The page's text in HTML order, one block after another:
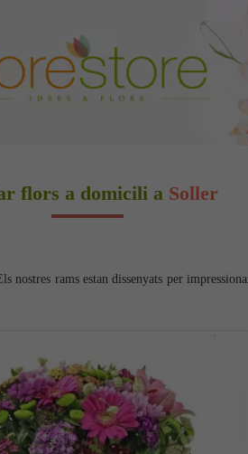
flors a domicili a Soller
rams estan dissenyats per